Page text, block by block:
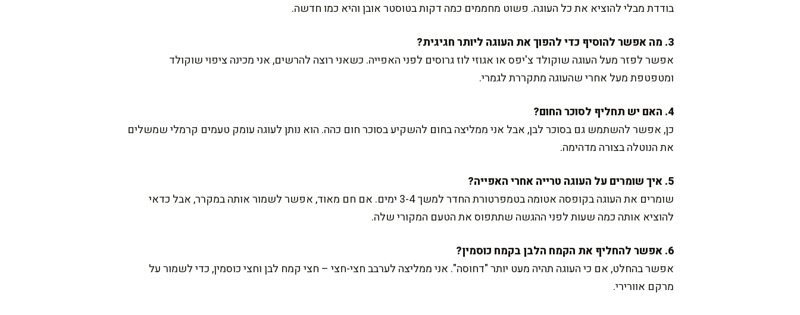
בודדת מבלי להוציא את כל העוגה. פשוט מחממים כמה דקות בטוסטר אובן והיא כמו חדשה.
3. מה אפשר להוסיף כדי להפוך את העוגה ליותר חגיגית?
אפשר לפזר מעל העוגה שוקולד צ'יפס או אגוזי לוז גרוסים לפני האפייה. כשאני רוצה להרשים, אני מכינה ציפוי שוקולד
ומטפטפת מעל אחרי שהעוגה מתקררת לגמרי.
4. האם יש תחליף לסוכר החום?
כן, אפשר להשתמש גם בסוכר לבן, אבל אני ממליצה בחום להשקיע בסוכר חום כהה. הוא נותן לעוגה עומק טעמים קרמלי שמשלים
את הנוטלה בצורה מדהימה.
5. איך שומרים על העוגה טרייה אחרי האפייה?
שומרים את העוגה בקופסה אטומה בטמפרטורת החדר למשך 3-4 ימים. אם חם מאוד, אפשר לשמור אותה במקרר, אבל כדאי
להוציא אותה כמה שעות לפני ההגשה שתתפוס את הטעם המקורי שלה.
6. אפשר להחליף את הקמח הלבן בקמח כוסמין?
אפשר בהחלט, אם כי העוגה תהיה מעט יותר "דחוסה". אני ממליצה לערבב חצי-חצי – חצי קמח לבן וחצי כוסמין, כדי לשמור על
מרקם אוורירי.